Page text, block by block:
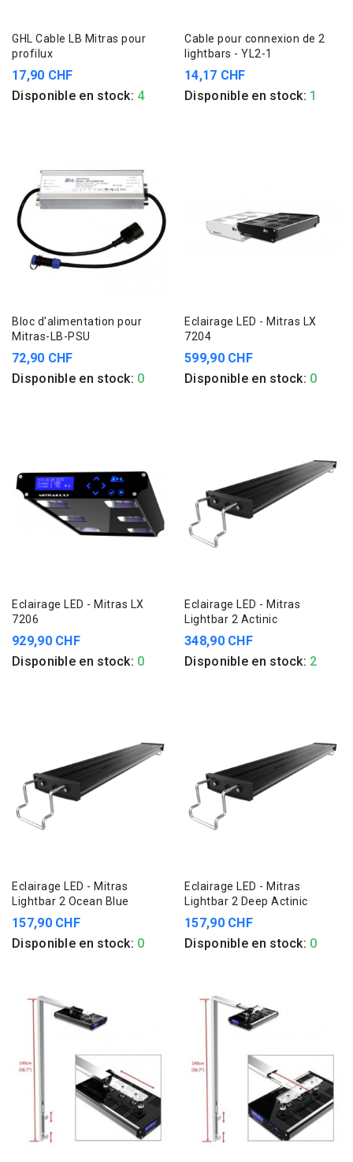
GHL Cable LB Mitras pour
profilux
17,90 CHF
Disponible en stock: 4
Cable pour connexion de 2
lightbars - YL2-1
14,17 CHF
Disponible en stock: 1
Bloc d'alimentation pour
Mitras-LB-PSU
72,90 CHF
Disponible en stock: 0
Eclairage LED - Mitras LX
7204
599,90 CHF
Disponible en stock: 0
Eclairage LED - Mitras LX
7206
929,90 CHF
Disponible en stock: 0
Eclairage LED - Mitras
Lightbar 2 Actinic
348,90 CHF
Disponible en stock: 2
Eclairage LED - Mitras
Lightbar 2 Ocean Blue
157,90 CHF
Disponible en stock: 0
Eclairage LED - Mitras
Lightbar 2 Deep Actinic
157,90 CHF
Disponible en stock: 0